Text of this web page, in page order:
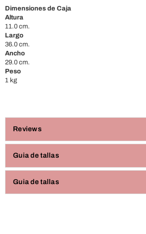
Dimensiones de Caja
Altura
11.0 cm.
Largo
36.0 cm.
Ancho
29.0 cm.
Peso
1 kg
Reviews
Guia de tallas
Guia de tallas